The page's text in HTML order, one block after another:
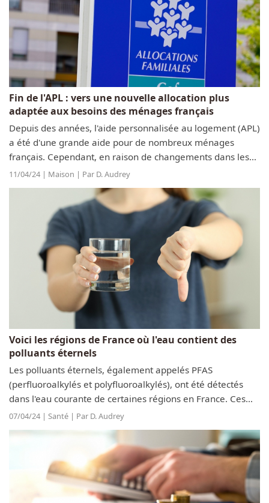
Fin de l'APL : vers une nouvelle allocation plus
adaptée aux besoins des ménages français
Depuis des années, l'aide personnalisée au logement (APL)
a été d'une grande aide pour de nombreux ménages
français. Cependant, en raison de changements dans les
politiques sociales et économiques, il est temps de dire au
revoir à l'APL et de...
11/04/24 | Maison | Par D. Audrey
Voici les régions de France où l'eau contient des
polluants éternels
Les polluants éternels, également appelés PFAS
(perfluoroalkylés et polyfluoroalkylés), ont été détectés
dans l'eau courante de certaines régions en France. Ces
substances chimiques toxiques sont dangereuses pour la
santé humaine. Récemment, une...
07/04/24 | Santé | Par D. Audrey